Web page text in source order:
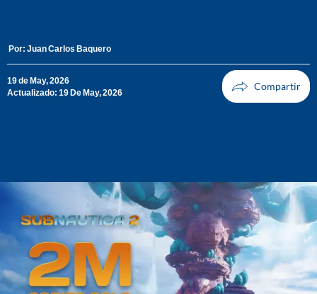
Por: Juan Carlos Baquero
19 de May, 2026
Actualizado: 19 De May, 2026